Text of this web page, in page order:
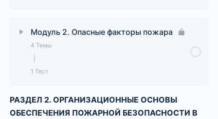
Лекция 3. Классификация пожаров.
Модуль 2. Опасные факторы пожара
4 Темы
1 Тест
Урок Содержание 0% Завершено 0/4 Шаги
РАЗДЕЛ 2. ОРГАНИЗАЦИОННЫЕ ОСНОВЫ
ОБЕСПЕЧЕНИЯ ПОЖАРНОЙ БЕЗОПАСНОСТИ В